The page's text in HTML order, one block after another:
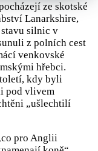
ze skotské
Lanarkshire,
silnic v
z polních cest
venkovské
hřebci.
kdy byli
pod vlivem
„ušlechtilí
pro Anglii